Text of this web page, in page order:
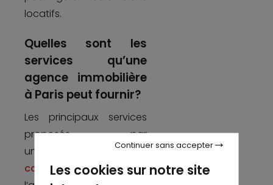
locatifs.
Quelles sont les
services qu’une
agence immobilière
à Paris peut fournir?
Les principaux services
proposés par
une
agence immobilière
commerce à Parissont
Les cookies sur notre site
Continuer sans accepter